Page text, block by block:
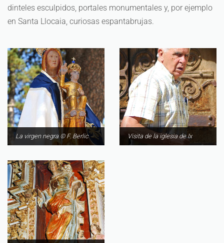
dinteles esculpidos, portales monumentales y, por ejemplo
en Santa Llocaia, curiosas espantabrujas.
La virgen negra © F. Berlic Visita de la iglesia de Ix